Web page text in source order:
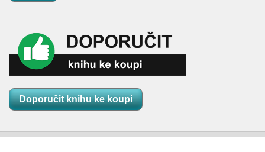
Doporučit knihu ke koupi